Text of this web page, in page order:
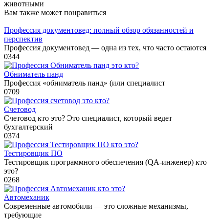
животными
Вам также может понравиться
Профессия документовед: полный обзор обязанностей и
перспектив
Профессия документовед — одна из тех, что часто остаются
0344
Обниматель панд
Профессия «обниматель панд» (или специалист
0709
Счетовод
Счетовод кто это? Это специалист, который ведет
бухгалтерский
0374
Тестировщик ПО
Тестировщик программного обеспечения (QA-инженер) кто
это?
0268
Автомеханик
Современные автомобили — это сложные механизмы,
требующие